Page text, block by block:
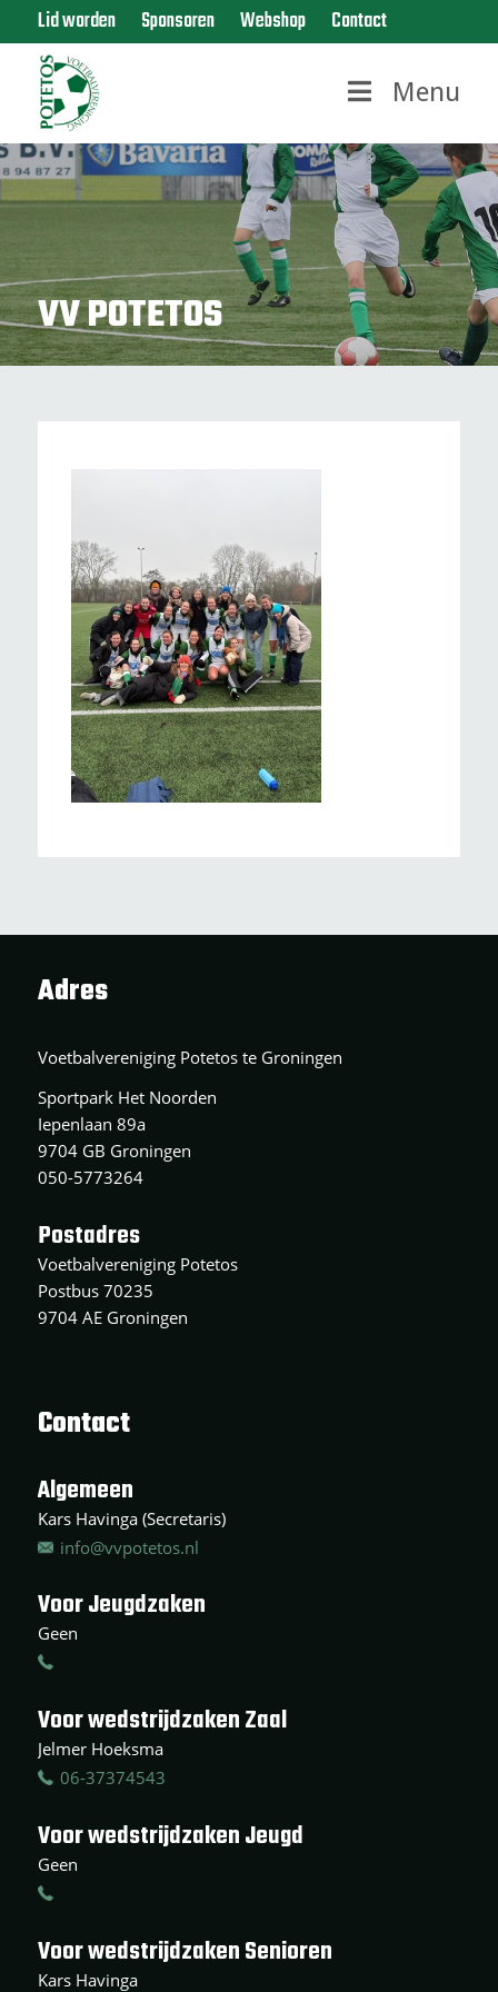
Lid worden Sponsoren Webshop Contact
Menu
VV POTETOS
Adres
Voetbalvereniging Potetos te Groningen
Sportpark Het Noorden
Iepenlaan 89a
9704 GB Groningen
050-5773264
Postadres
Voetbalvereniging Potetos
Postbus 70235
9704 AE Groningen
Contact
Algemeen
Kars Havinga (Secretaris)
info@vvpotetos.nl
Voor Jeugdzaken
Geen
Voor wedstrijdzaken Zaal
Jelmer Hoeksma
06-37374543
Voor wedstrijdzaken Jeugd
Geen
Voor wedstrijdzaken Senioren
Kars Havinga